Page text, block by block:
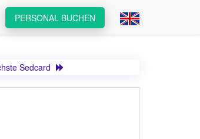
PERSONAL BUCHEN
Sedcard